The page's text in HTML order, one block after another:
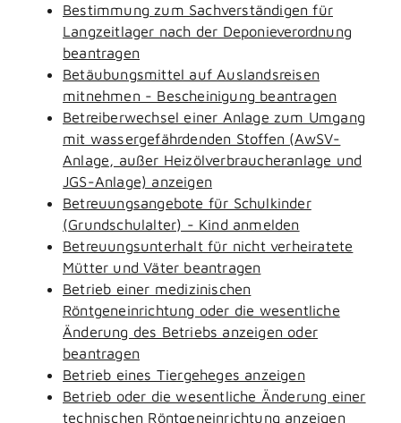
Bestimmung zum Sachverständigen für
Langzeitlager nach der Deponieverordnung
beantragen
Betäubungsmittel auf Auslandsreisen
mitnehmen - Bescheinigung beantragen
Betreiberwechsel einer Anlage zum Umgang
mit wassergefährdenden Stoffen (AwSV-
Anlage, außer Heizölverbraucheranlage und
JGS-Anlage) anzeigen
Betreuungsangebote für Schulkinder
(Grundschulalter) - Kind anmelden
Betreuungsunterhalt für nicht verheiratete
Mütter und Väter beantragen
Betrieb einer medizinischen
Röntgeneinrichtung oder die wesentliche
Änderung des Betriebs anzeigen oder
beantragen
Betrieb eines Tiergeheges anzeigen
Betrieb oder die wesentliche Änderung einer
technischen Röntgeneinrichtung anzeigen